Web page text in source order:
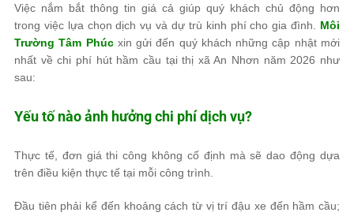
Việc nắm bắt thông tin giá cả giúp quý khách chủ động hơn
trong việc lựa chọn dịch vụ và dự trù kinh phí cho gia đình. Môi
Trường Tâm Phúcxin gửi đến quý khách những cập nhật mới
nhất về chi phí hút hầm cầu tại thị xã An Nhơn năm 2026 như
sau:
Yếu tố nào ảnh hưởng chi phí dịch vụ?
Thực tế, đơn giá thi công không cố định mà sẽ dao động dựa
trên điều kiện thực tế tại mỗi công trình.
Đầu tiên phải kể đến khoảng cách từ vị trí đậu xe đến hầm cầu;